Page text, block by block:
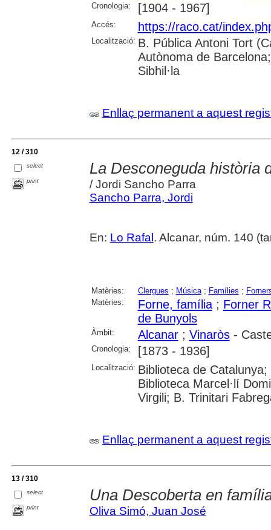
Cronologia: [1904 - 1967]
Accés: https://raco.cat/
Localització: B. Pública Antoni Tort
Autònoma de
Sibhil·la
Enllaç permanent a aquest
12 / 310
select
print
La Desconeguda història
/ Jordi Sancho Parra
Sancho Parra, Jordi
En: Lo Rafal . Alcanar, núm. 140
Matèries: Clergues ; Música; Famílies ;
Matèries:
Forne, família; Forner
de Bunyols
Àmbit: Alcanar; Vinaròs-
Cronologia: [1873 - 1936]
Localització: Biblioteca de
Biblioteca Marcel·lí
Virgili; B. Trinitari
Enllaç permanent a aquest
13 / 310
select
print
Una Descoberta en
Oliva Simó, Juan José